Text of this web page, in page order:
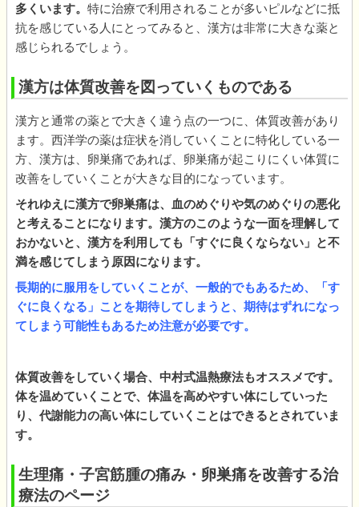
多くいます。 特に治療で利用されることが多いピルなどに抵
抗を感じている人にとってみると、漢方は非常に大きな薬と
感じられるでしょう。
漢方は体質改善を図っていくものである
漢方と通常の薬とで大きく違う点の一つに、体質改善があり
ます。西洋学の薬は症状を消していくことに特化している一
方、漢方は、卵巣痛であれば、卵巣痛が起こりにくい体質に
改善をしていくことが大きな目的になっています。
それゆえに漢方で卵巣痛は、血のめぐりや気のめぐりの悪化
と考えることになります。漢方のこのような一面を理解して
おかないと、漢方を利用しても「すぐに良くならない」と不
満を感じてしまう原因になります。
長期的に服用をしていくことが、一般的でもあるため、「す
ぐに良くなる」ことを期待してしまうと、期待はずれになっ
てしまう可能性もあるため注意が必要です。
体質改善をしていく場合、中村式温熱療法もオススメです。
体を温めていくことで、体温を高めやすい体にしていった
り、代謝能力の高い体にしていくことはできるとされていま
す。
生理痛・子宮筋腫の痛み・卵巣痛を改善する治
療法のページ